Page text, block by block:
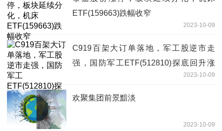
ETF(159663)跌幅收窄
2023-10-09
C919百架大订单落地，军工股逆市走
强，国防军工ETF(512810)探底回升涨
2023-10-09
欢聚集团前景黯淡
2023-10-09